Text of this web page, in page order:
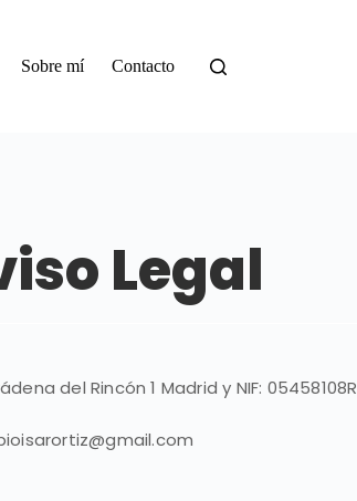
Sobre mí Contacto
Legal
del Rincón 1 Madrid y NIF: 05458108R